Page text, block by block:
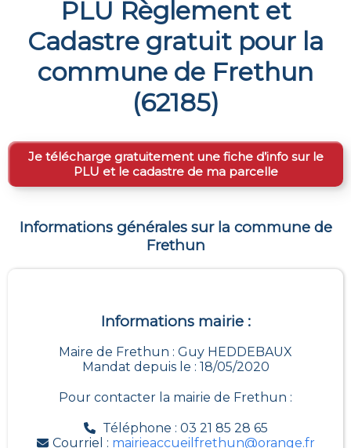
PLU Règlement et
Cadastre gratuit pour la
commune de Frethun
(62185)
Je télécharge gratuitement une fiche d’info sur le
PLU et le cadastre de ma parcelle
Informations générales sur la commune de
Frethun
Informations mairie :
Maire de Frethun : Guy HEDDEBAUX
Mandat depuis le : 18/05/2020
Pour contacter la mairie de Frethun :
Téléphone : 03 21 85 28 65
Courriel : mairieaccueilfrethun@orange.fr